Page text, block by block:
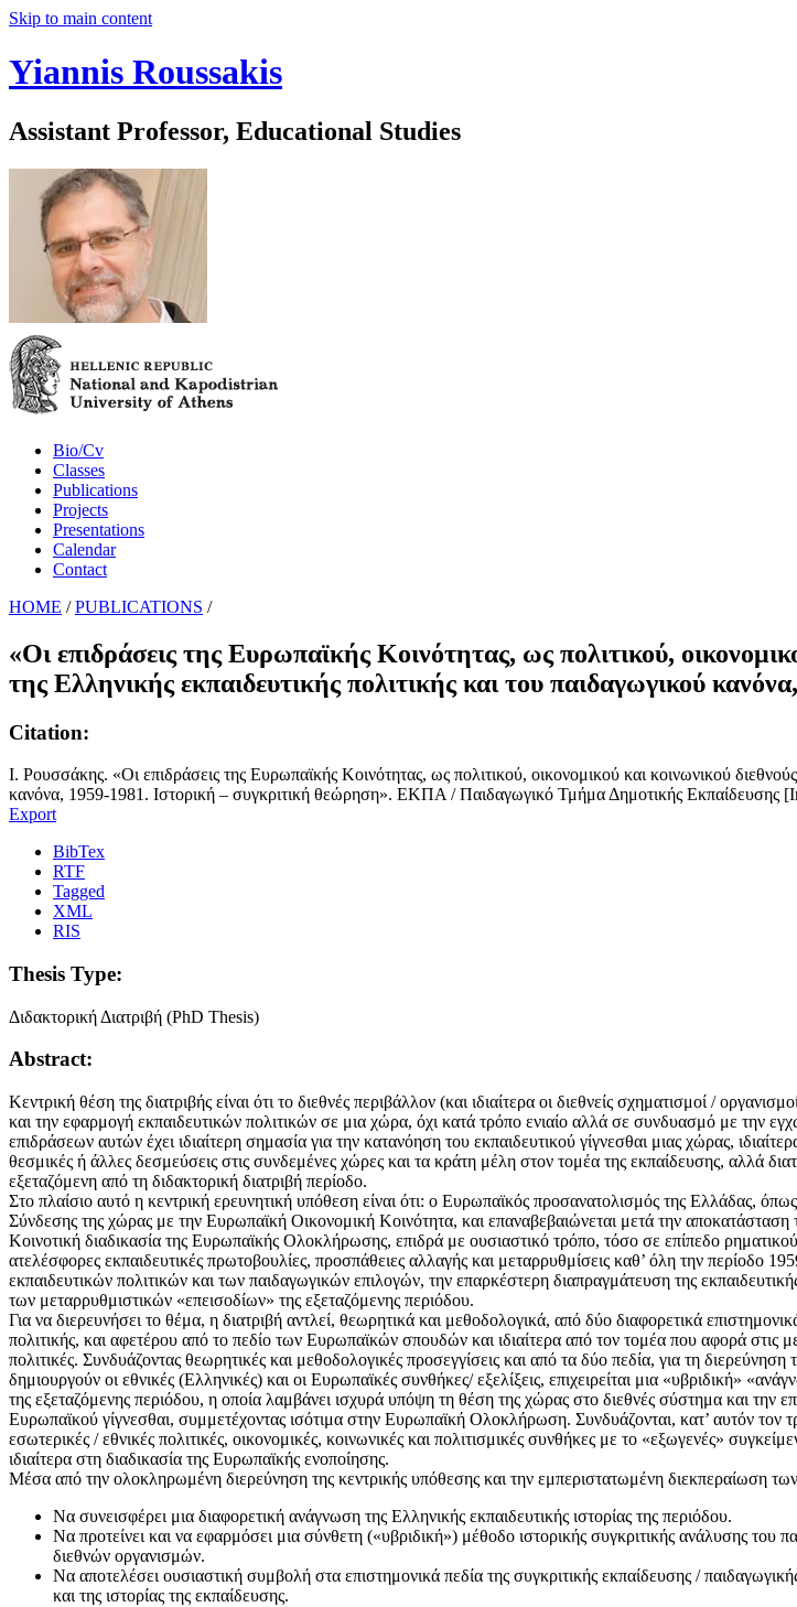
Skip to main content
Yiannis Roussakis
Assistant Professor, Educational Studies
Bio/Cv
Classes
Publications
Projects
Presentations
Calendar
Contact
HOME / PUBLICATIONS /
«Οι επιδράσεις της Ευρωπαϊκής Κοινότητας, ως πολιτικού,
της Ελληνικής εκπαιδευτικής πολιτικής και του παιδαγωγικού
Citation:
Ι. Ρουσσάκης. «Οι επιδράσεις της Ευρωπαϊκής Κοινότητας, ως πολιτικού, οικονομικού και κοινωνικού
κανόνα, 1959-1981. Ιστορική – συγκριτική θεώρηση». ΕΚΠΑ / Παιδαγωγικό Τμήμα Δημοτικής Εκπαίδευσης
Export
BibTex
RTF
Tagged
XML
RIS
Thesis Type:
Διδακτορική Διατριβή (PhD Thesis)
Abstract:
Κεντρική θέση της διατριβής είναι ότι το διεθνές περιβάλλον (και ιδιαίτερα οι διεθνείς σχηματισμοί /
και την εφαρμογή εκπαιδευτικών πολιτικών σε μια χώρα, όχι κατά τρόπο ενιαίο αλλά σε συνδυασμό με την
επιδράσεων αυτών έχει ιδιαίτερη σημασία για την κατανόηση του εκπαιδευτικού γίγνεσθαι μιας χώρας,
θεσμικές ή άλλες δεσμεύσεις στις συνδεμένες χώρες και τα κράτη μέλη στον τομέα της εκπαίδευσης, αλλά
εξεταζόμενη από τη διδακτορική διατριβή περίοδο.
Στο πλαίσιο αυτό η κεντρική ερευνητική υπόθεση είναι ότι: ο Ευρωπαϊκός προσανατολισμός της Ελλάδας,
Σύνδεσης της χώρας με την Ευρωπαϊκή Οικονομική Κοινότητα, και επαναβεβαιώνεται μετά την
Κοινοτική διαδικασία της Ευρωπαϊκής Ολοκλήρωσης, επιδρά με ουσιαστικό τρόπο, τόσο σε επίπεδο
ατελέσφορες εκπαιδευτικές πρωτοβουλίες, προσπάθειες αλλαγής και μεταρρυθμίσεις καθ’ όλη την
εκπαιδευτικών πολιτικών και των παιδαγωγικών επιλογών, την επαρκέστερη διαπραγμάτευση της
των μεταρρυθμιστικών «επεισοδίων» της εξεταζόμενης περιόδου.
Για να διερευνήσει το θέμα, η διατριβή αντλεί, θεωρητικά και μεθοδολογικά, από δύο διαφορετικά
πολιτικής, και αφετέρου από το πεδίο των Ευρωπαϊκών σπουδών και ιδιαίτερα από τον τομέα που αφορά στις
πολιτικές. Συνδυάζοντας θεωρητικές και μεθοδολογικές προσεγγίσεις και από τα δύο πεδία, για τη
δημιουργούν οι εθνικές (Ελληνικές) και οι Ευρωπαϊκές συνθήκες/ εξελίξεις, επιχειρείται μια «υβριδική»
της εξεταζόμενης περιόδου, η οποία λαμβάνει ισχυρά υπόψη τη θέση της χώρας στο διεθνές σύστημα και την
Ευρωπαϊκού γίγνεσθαι, συμμετέχοντας ισότιμα στην Ευρωπαϊκή Ολοκλήρωση. Συνδυάζονται, κατ’ αυτόν τον
εσωτερικές / εθνικές πολιτικές, οικονομικές, κοινωνικές και πολιτισμικές συνθήκες με το «εξωγενές»
ιδιαίτερα στη διαδικασία της Ευρωπαϊκής ενοποίησης.
Μέσα από την ολοκληρωμένη διερεύνηση της κεντρικής υπόθεσης και την εμπεριστατωμένη διεκπεραίωση των
Να συνεισφέρει μια διαφορετική ανάγνωση της Ελληνικής εκπαιδευτικής ιστορίας της περιόδου.
Να προτείνει και να εφαρμόσει μια σύνθετη («υβριδική») μέθοδο ιστορικής συγκριτικής ανάλυσης του
διεθνών οργανισμών.
Να αποτελέσει ουσιαστική συμβολή στα επιστημονικά πεδία της συγκριτικής εκπαίδευσης /
και της ιστορίας της εκπαίδευσης.